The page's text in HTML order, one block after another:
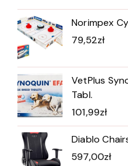
Norimpex
79,52zł
VetPlus
Tabl.
101,99zł
Diablo
597,00zł